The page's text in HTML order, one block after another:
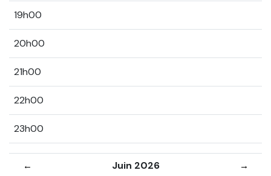
19h00
20h00
21h00
22h00
23h00
← Juin 2026 →